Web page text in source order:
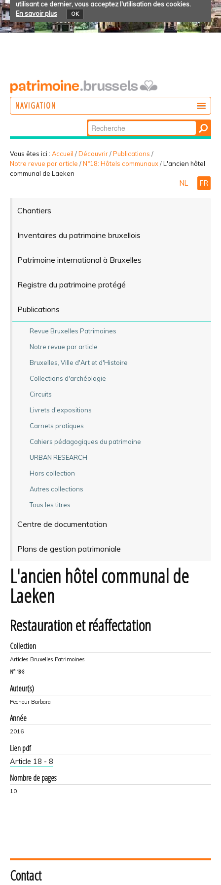
utilisant ce dernier, vous acceptez l'utilisation des cookies.
En savoir plus
OK
NAVIGATION
PARTICIPER
Chercher par
Recherche
avancée…
Vous êtes ici : Accueil /Découvrir/Publications /
Notre revue par article /N°18: Hôtels communaux/L'ancien hôtel
communal de Laeken
NL FR
Chantiers
Inventaires du patrimoine bruxellois
Patrimoine international à Bruxelles
Registre du patrimoine protégé
Publications
Revue Bruxelles Patrimoines
Notre revue par article
Bruxelles, Ville d'Art et d'Histoire
Collections d'archéologie
Circuits
Livrets d'expositions
Carnets pratiques
Cahiers pédagogiques du patrimoine
URBAN RESEARCH
Hors collection
Autres collections
Tous les titres
Centre de documentation
Plans de gestion patrimoniale
L'ancien hôtel communal de
Laeken
Restauration et réaffectation
Collection
Articles Bruxelles Patrimoines
N° 18-8
Auteur(s)
Pecheur Barbara
Année
2016
Lien pdf
Article 18 - 8
Nombre de pages
10
Contact